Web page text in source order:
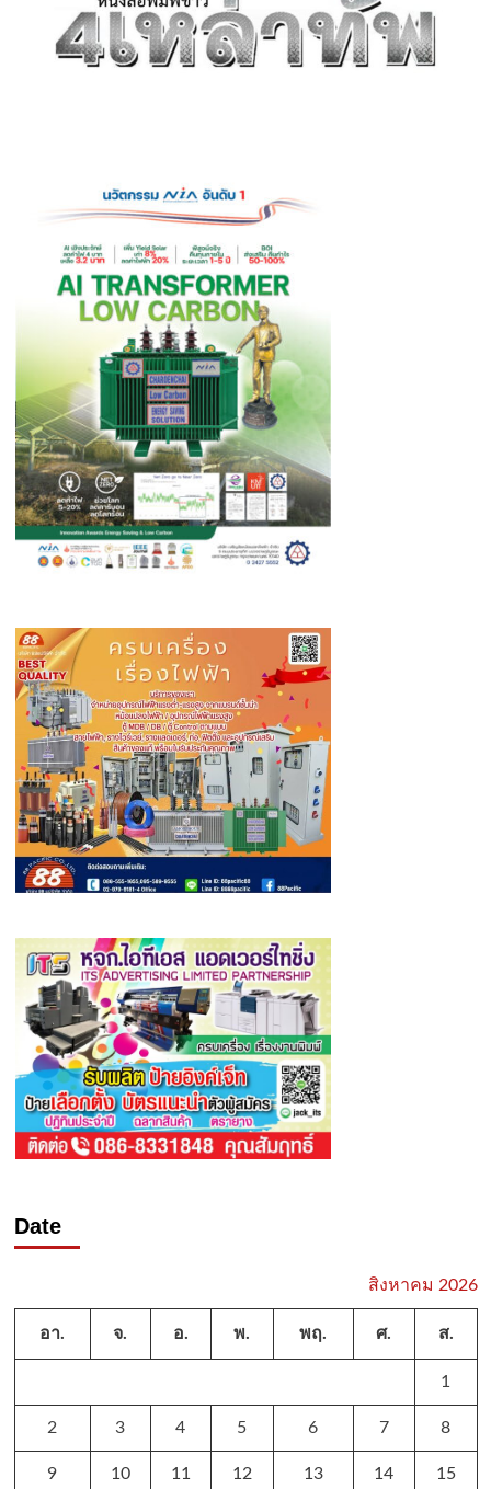
Date
สิงหาคม 2026
อา. จ. อ. พ. พฤ. ศ. ส.
1
2 3 4 5 6 7 8
9 10 11 12 13 14 15